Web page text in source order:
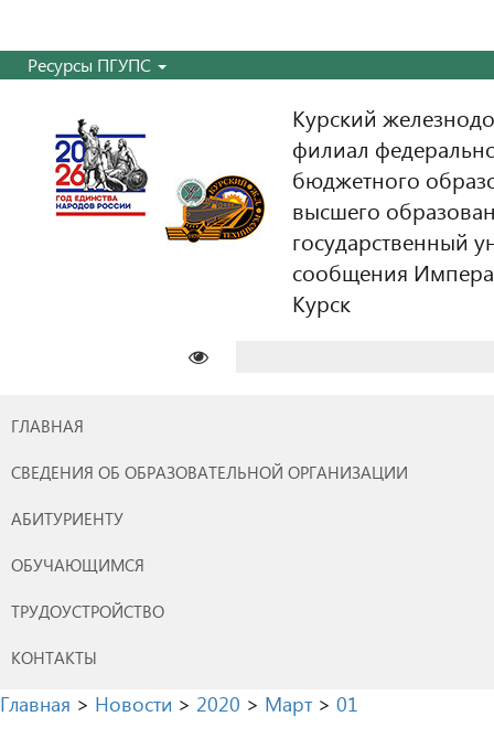
Ресурсы ПГУПС
Курский
филиал
бюджетного
высшего
государственный
сообщения
Курск
ГЛАВНАЯ
СВЕДЕНИЯ ОБ ОБРАЗОВАТЕЛЬНОЙ ОРГАНИЗАЦИИ
АБИТУРИЕНТУ
ОБУЧАЮЩИМСЯ
ТРУДОУСТРОЙСТВО
КОНТАКТЫ
Главная > Новости > 2020 > Март > 01